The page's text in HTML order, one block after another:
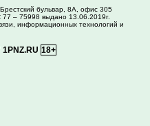
Брестский бульвар, 8А, офис 305
– 75998 выдано 13.06.2019г.
информационных технологий и
18+